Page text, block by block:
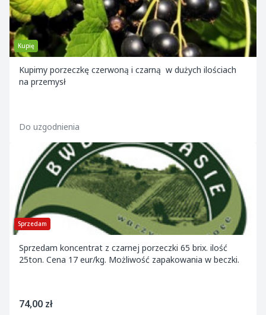
Kupię
Kupimy porzeczkę czerwoną i czarną w dużych ilościach
na przemysł
Do uzgodnienia
Sprzedam
Sprzedam koncentrat z czarnej porzeczki 65 brix. ilość
25ton. Cena 17 eur/kg. Możliwość zapakowania w beczki.
74,00 zł